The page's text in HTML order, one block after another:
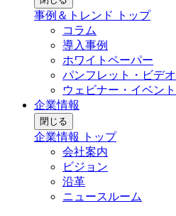
事例＆トレンド トップ
コラム
導入事例
ホワイトペーパー
パンフレット・ビデオ
ウェビナー・イベント
企業情報
閉じる
企業情報 トップ
会社案内
ビジョン
沿革
ニュースルーム